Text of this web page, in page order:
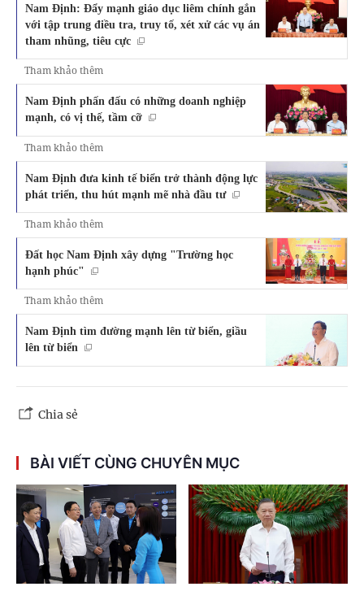
Nam Định: Đẩy mạnh giáo dục liêm chính gắn
với tập trung điều tra, truy tố, xét xử các vụ án
tham nhũng, tiêu cực
Tham khảo thêm
Nam Định phấn đấu có những doanh nghiệp
mạnh, có vị thế, tầm cỡ
Tham khảo thêm
Nam Định đưa kinh tế biển trở thành động lực
phát triển, thu hút mạnh mẽ nhà đầu tư
Tham khảo thêm
Đất học Nam Định xây dựng "Trường học
hạnh phúc"
Tham khảo thêm
Nam Định tìm đường mạnh lên từ biển, giầu
lên từ biển
Chia sẻ
BÀI VIẾT CÙNG CHUYÊN MỤC